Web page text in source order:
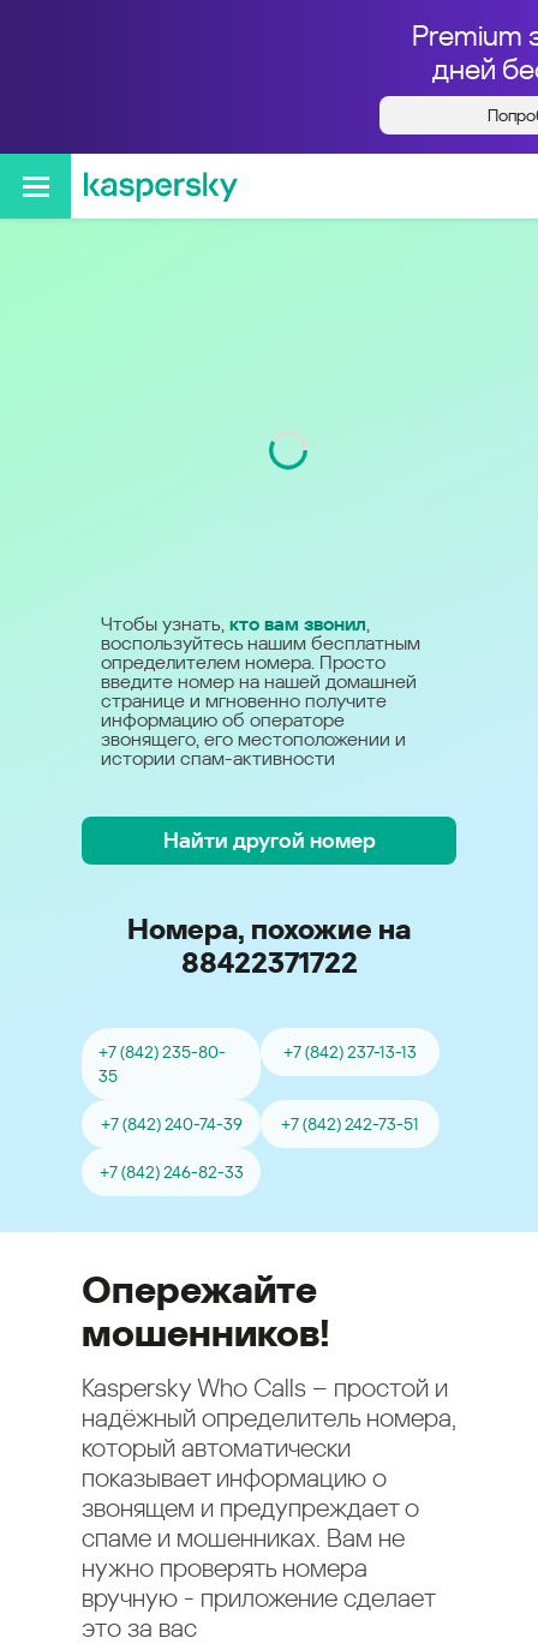
Premium
дней
Кто звонил с номера
+78422371722
Чтобы узнать, кто вам звонил,
воспользуйтесь нашим бесплатным
определителем номера. Просто
введите номер на нашей домашней
странице и мгновенно получите
информацию об операторе
звонящего, его местоположении и
истории спам-активности
Найти другой номер
Номера, похожие на
88422371722
+7 (842) 235-80-
35
+7 (842) 237-13-13
+7 (842) 240-74-39 +7 (842) 242-73-51
+7 (842) 246-82-33
Опережайте
мошенников!
Kaspersky Who Calls – простой и
надёжный определитель номера,
который автоматически
показывает информацию о
звонящем и предупреждает о
спаме и мошенниках. Вам не
нужно проверять номера
вручную - приложение сделает
это за вас